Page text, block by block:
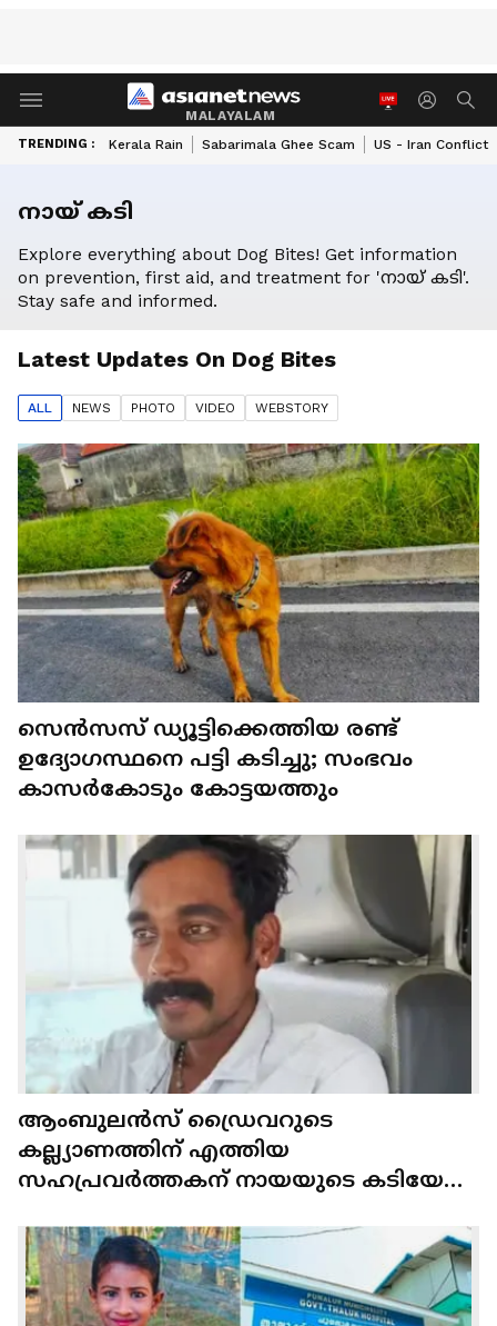
MALAYALAM
TRENDING : Kerala Rain Sabarimala Ghee Scam US - Iran Conflict
നായ് കടി
Explore everything about Dog Bites! Get information
on prevention, first aid, and treatment for 'നായ് കടി'.
Stay safe and informed.
Latest Updates On Dog Bites
ALL NEWS PHOTO VIDEO WEBSTORY
സെൻസസ് ഡ്യൂട്ടിക്കെത്തിയ രണ്ട്
ഉദ്യോഗസ്ഥനെ പട്ടി കടിച്ചു; സംഭവം
കാസർകോടും കോട്ടയത്തും
ആംബുലൻസ് ഡ്രൈവറുടെ
കല്ല്യാണത്തിന് എത്തിയ
സഹപ്രവർത്തകന് നായയുടെ കടിയേറ്റു,
വയസുകാരി മരിച്ച കുന്നിക്കോട്